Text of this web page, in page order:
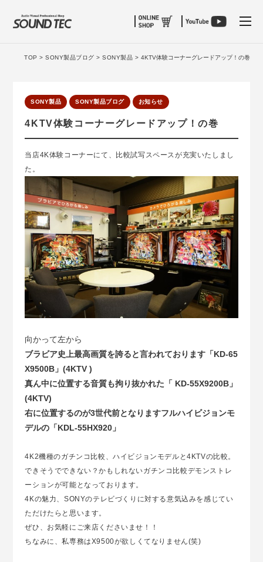
TOP >SONY製品ブログ >SONY製品 > 4KTV体験コーナーグレードアップ！の巻
SONY製品 SONY製品ブログ お知らせ
4KTV体験コーナーグレードアップ！の巻
当店4K体験コーナーにて、比較試写スペースが充実いたしまし
た。
向かって左から
ブラビア史上最高画質を誇ると言われております「KD-65
X9500B」(4KTV )
真ん中に位置する音質も拘り抜かれた「 KD-55X9200B」
(4KTV)
右に位置するのが3世代前となりますフルハイビジョンモ
デルの「KDL-55HX920」
4K2機種のガチンコ比較、ハイビジョンモデルと4KTVの比較。
できそうでできない？かもしれないガチンコ比較デモンストレ
ーションが可能となっております。
4Kの魅力、SONYのテレビづくりに対する意気込みを感じてい
ただけたらと思います。
ぜひ、お気軽にご来店くださいませ！！
ちなみに、私専務はX9500が欲しくてなりません(笑)